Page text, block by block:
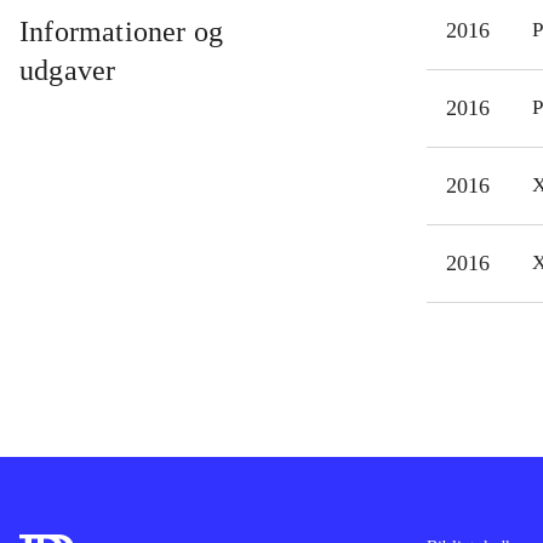
Informationer og
udgaver
2016
2016
2016
2016